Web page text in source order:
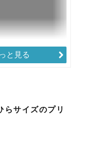
と見る
らサイズのプリ